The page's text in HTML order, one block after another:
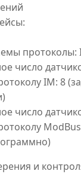
протоколы:
число
IM: 8
число
и